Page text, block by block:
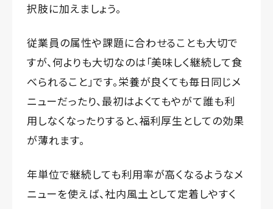
択肢に加えましょう。
従業員の属性や課題に合わせることも大切で
すが、何よりも大切なのは「美味しく継続して食
べられること」です。栄養が良くても毎日同じメ
ニューだったり、最初はよくてもやがて誰も利
用しなくなったりすると、福利厚生としての効果
が薄れます。
年単位で継続しても利用率が高くなるようなメ
ニューを使えば、社内風土として定着しやすく